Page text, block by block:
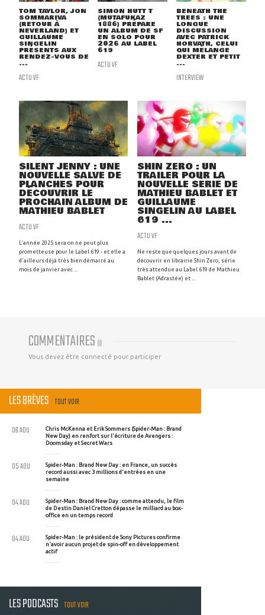
TOM TAYLOR, JON
SOMMARIVA
(RETOUR À
NEVERLAND) ET
GUILLAUME
SINGELIN
PRÉSENTS AUX
RENDEZ-VOUS DE
...
ACTU VF
SIMON HUTT T
(MUTAFUKAZ
1886) PRÉPARE
UN ALBUM DE SF
EN SOLO POUR
2026 AU LABEL
619
ACTU VF
BENEATH THE
TREES : UNE
LONGUE
DISCUSSION
AVEC PATRICK
HORVATH, CELUI
QUI MÉLANGE
DEXTER ET PETIT
...
INTERVIEW
SILENT JENNY : UNE
NOUVELLE SALVE DE
PLANCHES POUR
DÉCOUVRIR LE
PROCHAIN ALBUM DE
MATHIEU BABLET
ACTU VF
L'année 2025 sera on ne peut plus
prometteuse pour le Label 619 - et elle a
d'ailleurs déjà très bien démarré au
mois de janvier avec ...
SHIN ZERO : UN
TRAILER POUR LA
NOUVELLE SÉRIE DE
MATHIEU BABLET ET
GUILLAUME
SINGELIN AU LABEL
619 ...
ACTU VF
Ne reste que quelques jours avant de
découvrir en librairie Shin Zero, série
très attendue au Label 619 de Mathieu
Bablet (Adrastée) et ...
COMMENTAIRES (0)
Vous devez être connecté pour participer
LES BRÈVES TOUT VOIR
Chris McKenna et Erik Sommers (Spider-Man : Brand
New Day) en renfort sur l'écriture de Avengers :
Doomsday et Secret Wars
06 AOU
Spider-Man : Brand New Day : en France, un succès
record aussi avec 3 millions d'entrées en une
semaine
05 AOU
Spider-Man : Brand New Day : comme attendu, le film
de Destin Daniel Cretton dépasse le milliard au box-
office en un temps record
04 AOU
Spider-Man : le président de Sony Pictures confirme
n'avoir aucun projet de spin-off en développement
actif
04 AOU
LES PODCASTS TOUT VOIR